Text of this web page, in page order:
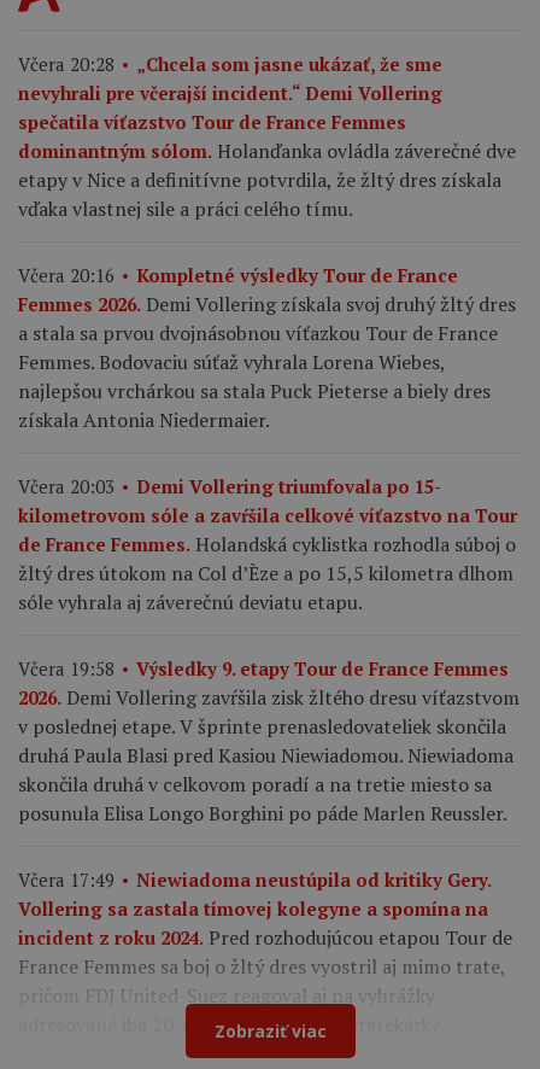
Včera 20:28
„Chcela som jasne ukázať, že sme
nevyhrali pre včerajší incident.“ Demi Vollering
spečatila víťazstvo Tour de France Femmes
dominantným sólom. Holanďanka ovládla záverečné dve
etapy v Nice a definitívne potvrdila, že žltý dres získala
vďaka vlastnej sile a práci celého tímu.
Včera 20:16
Kompletné výsledky Tour de France
Femmes 2026. Demi Vollering získala svoj druhý žltý dres
a stala sa prvou dvojnásobnou víťazkou Tour de France
Femmes. Bodovaciu súťaž vyhrala Lorena Wiebes,
najlepšou vrchárkou sa stala Puck Pieterse a biely dres
získala Antonia Niedermaier.
Včera 20:03
Demi Vollering triumfovala po 15-
kilometrovom sóle a zavŕšila celkové víťazstvo na Tour
de France Femmes. Holandská cyklistka rozhodla súboj o
žltý dres útokom na Col d’Èze a po 15,5 kilometra dlhom
sóle vyhrala aj záverečnú deviatu etapu.
Včera 19:58
Výsledky 9. etapy Tour de France Femmes
2026. Demi Vollering zavŕšila zisk žltého dresu víťazstvom
v poslednej etape. V šprinte prenasledovateliek skončila
druhá Paula Blasi pred Kasiou Niewiadomou. Niewiadoma
skončila druhá v celkovom poradí a na tretie miesto sa
posunula Elisa Longo Borghini po páde Marlen Reussler.
Včera 17:49
Niewiadoma neustúpila od kritiky Gery.
Vollering sa zastala tímovej kolegyne a spomína na
incident z roku 2024. Pred rozhodujúcou etapou Tour de
France Femmes sa boj o žltý dres vyostril aj mimo trate,
pričom FDJ United-Suez reagoval aj na vyhrážky
adresované iba 20-ročnej francúzskej pretekárke.
Zobraziť viac